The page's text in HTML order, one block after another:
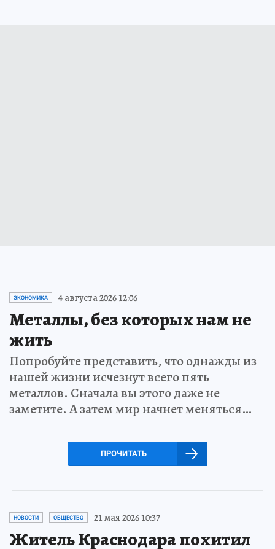
ЭКОНОМИКА 4 августа 2026 12:06
Металлы, без которых нам не
жить
Попробуйте представить, что однажды из
нашей жизни исчезнут всего пять
металлов. Сначала вы этого даже не
заметите. А затем мир начнет меняться…
ПРОЧИТАТЬ
НОВОСТИ ОБЩЕСТВО 21 мая 2026 10:37
Житель Краснодара похитил